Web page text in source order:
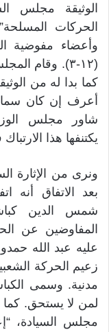
الوثيقة مجلس
وأعضاء مفوضية
(١٢-٣). وقام
كما بدا له من
أعرف إن كان
شاور مجلس
يكتنفها هذا
ونرى من الإثارة
بعد الاتفاق أنه
شمس الدين
المفاوضين عن
عليه عبد الله
مدنية. وسمى
لمن لا يستحق. كما